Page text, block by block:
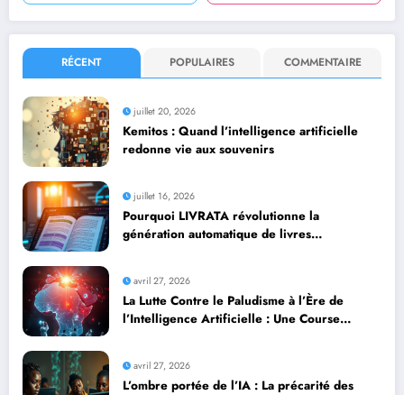
RÉCENT POPULAIRES COMMENTAIRE
juillet 20, 2026
Kemitos : Quand l’intelligence artificielle
redonne vie aux souvenirs
juillet 16, 2026
Pourquoi LIVRATA révolutionne la
génération automatique de livres
avril 27, 2026
La Lutte Contre le Paludisme à l’Ère de
l’Intelligence Artificielle : Une Course
avril 27, 2026
L’ombre portée de l’IA : La précarité des